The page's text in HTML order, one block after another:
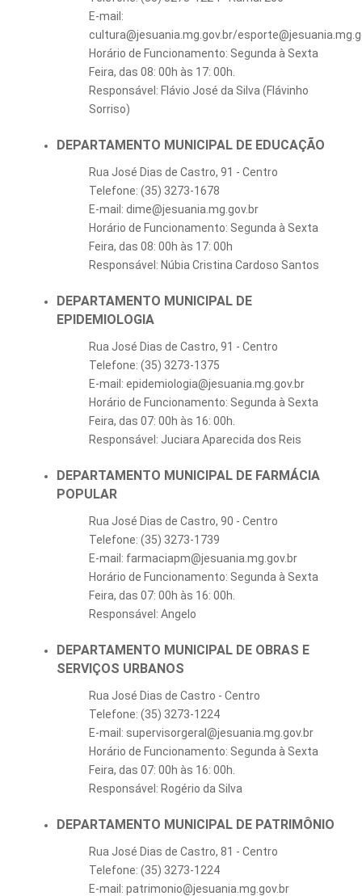
E-mail:
cultura@jesuania.mg.gov.br/
Horário de Funcionamento: Segunda à Sexta
Feira, das 08: 00h às 17: 00h.
Responsável: Flávio José da Silva (Flávinho
Sorriso)
DEPARTAMENTO MUNICIPAL DE EDUCAÇÃO
Rua José Dias de Castro, 91 - Centro
Telefone: (35) 3273-1678
E-mail: dime@jesuania.mg.gov.br
Horário de Funcionamento: Segunda à Sexta
Feira, das 08: 00h às 17: 00h
Responsável: Núbia Cristina Cardoso Santos
DEPARTAMENTO MUNICIPAL DE
EPIDEMIOLOGIA
Rua José Dias de Castro, 91 - Centro
Telefone: (35) 3273-1375
E-mail: epidemiologia@jesuania.mg.gov.br
Horário de Funcionamento: Segunda à Sexta
Feira, das 07: 00h às 16: 00h.
Responsável: Juciara Aparecida dos Reis
DEPARTAMENTO MUNICIPAL DE FARMÁCIA
POPULAR
Rua José Dias de Castro, 90 - Centro
Telefone: (35) 3273-1739
E-mail: farmaciapm@jesuania.mg.gov.br
Horário de Funcionamento: Segunda à Sexta
Feira, das 07: 00h às 16: 00h.
Responsável: Angelo
DEPARTAMENTO MUNICIPAL DE OBRAS E
SERVIÇOS URBANOS
Rua José Dias de Castro - Centro
Telefone: (35) 3273-1224
E-mail: supervisorgeral@jesuania.mg.gov.br
Horário de Funcionamento: Segunda à Sexta
Feira, das 07: 00h às 16: 00h.
Responsável: Rogério da Silva
DEPARTAMENTO MUNICIPAL DE PATRIMÔNIO
Rua José Dias de Castro, 81 - Centro
Telefone: (35) 3273-1224
E-mail: patrimonio@jesuania.mg.gov.br